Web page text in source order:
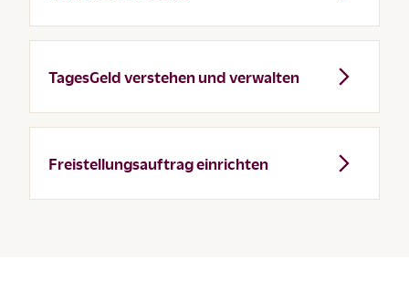
TagesGeld verstehen und verwalten
Freistellungsauftrag einrichten